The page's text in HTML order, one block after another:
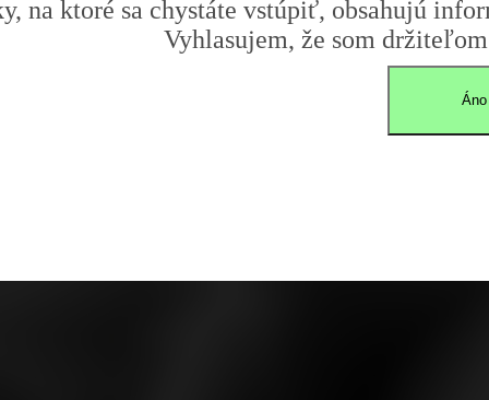
na ktoré sa chystáte vstúpiť, obsahujú
Vyhlasujem, že som
Áno